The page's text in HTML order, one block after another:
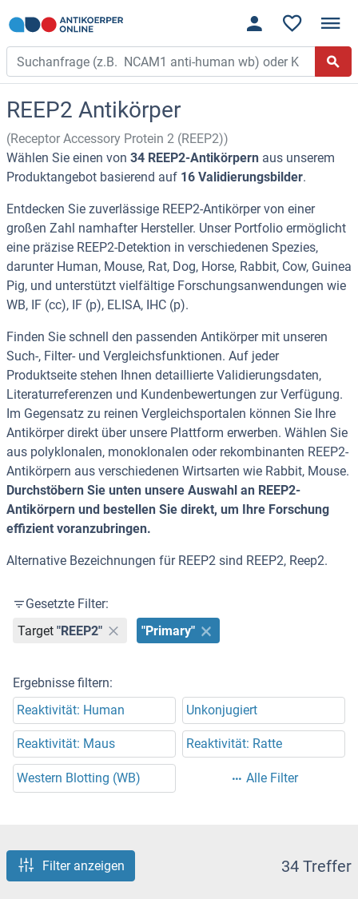
REEP2 Antikörper
(Receptor Accessory Protein 2 (REEP2))
Wählen Sie einen von 34 REEP2-Antikörpern aus unserem
Produktangebot basierend auf 16 Validierungsbilder.
Entdecken Sie zuverlässige REEP2-Antikörper von einer
großen Zahl namhafter Hersteller. Unser Portfolio ermöglicht
eine präzise REEP2-Detektion in verschiedenen Spezies,
darunter Human, Mouse, Rat, Dog, Horse, Rabbit, Cow, Guinea
Pig, und unterstützt vielfältige Forschungsanwendungen wie
WB, IF (cc), IF (p), ELISA, IHC (p).
Finden Sie schnell den passenden Antikörper mit unseren
Such-, Filter- und Vergleichsfunktionen. Auf jeder
Produktseite stehen Ihnen detaillierte Validierungsdaten,
Literaturreferenzen und Kundenbewertungen zur Verfügung.
Im Gegensatz zu reinen Vergleichsportalen können Sie Ihre
Antikörper direkt über unsere Plattform erwerben. Wählen Sie
aus polyklonalen, monoklonalen oder rekombinanten REEP2-
Antikörpern aus verschiedenen Wirtsarten wie Rabbit, Mouse.
Durchstöbern Sie unten unsere Auswahl an REEP2-
Antikörpern und bestellen Sie direkt, um Ihre Forschung
effizient voranzubringen.
Alternative Bezeichnungen für REEP2 sind REEP2, Reep2.
Gesetzte Filter:
Target "REEP2" "Primary"
Ergebnisse filtern:
Reaktivität: Human
Unkonjugiert
Reaktivität: Maus Reaktivität: Ratte
Western Blotting (WB) Alle Filter
Filter anzeigen 34 Treffer